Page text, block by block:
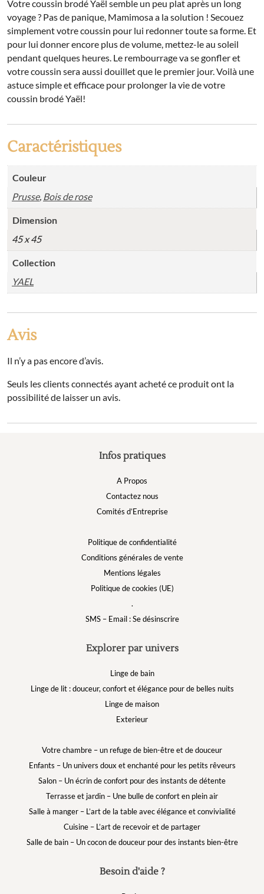
Votre coussin brodé Yaël semble un peu plat après un long
voyage ? Pas de panique, Mamimosa a la solution ! Secouez
simplement votre coussin pour lui redonner toute sa forme. Et
pour lui donner encore plus de volume, mettez-le au soleil
pendant quelques heures. Le rembourrage va se gonfler et
votre coussin sera aussi douillet que le premier jour. Voilà une
astuce simple et efficace pour prolonger la vie de votre
coussin brodé Yaël!
Caractéristiques
Couleur
Prusse, Bois de rose
Dimension
45 x 45
Collection
YAEL
Avis
Il n’y a pas encore d’avis.
Seuls les clients connectés ayant acheté ce produit ont la
possibilité de laisser un avis.
Besoin d'aide ?
Infos pratiques
A Propos
Contactez nous
Comités d’Entreprise
Politique de confidentialité
Conditions générales de vente
Mentions légales
Politique de cookies (UE)
.
SMS – Email : Se désinscrire
Explorer par univers
Linge de bain
Linge de lit : douceur, confort et élégance pour de belles nuits
Linge de maison
Exterieur
Votre chambre – un refuge de bien-être et de douceur
Enfants – Un univers doux et enchanté pour les petits rêveurs
Salon – Un écrin de confort pour des instants de détente
Terrasse et jardin – Une bulle de confort en plein air
Salle à manger – L’art de la table avec élégance et convivialité
Cuisine – L’art de recevoir et de partager
Salle de bain – Un cocon de douceur pour des instants bien-être